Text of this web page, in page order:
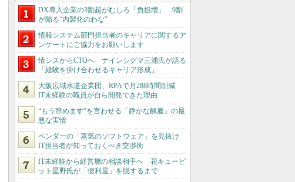
DX導入企業の3割超がむしろ「負担増」 9割
が陥る“内製化のわな”
情報システム部門担当者のキャリアに関するア
ンケートにご協力をお願いします
情シスからCTOへ ナインシグマ三浦氏が語る
「経験を掛け合わせるキャリア形成」
大阪広域水道企業団、RPAで月288時間削減
IT未経験の職員が自ら開発できた理由
“もう辞めます”を言わせる「静かな解雇」の最
悪な実情
ベンダーの「蒸気のソフトウェア」を見抜け
IT担当者が知っておくべき交渉術
IT未経験から経営層の相談相手へ 花キューピ
ット星野氏が「便利屋」を脱するまで